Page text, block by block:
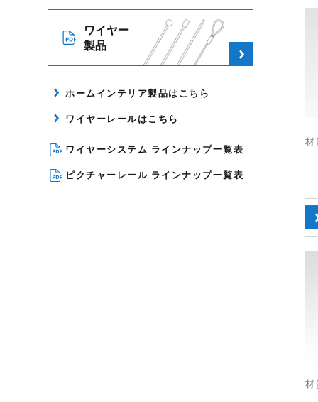
材
ワイヤー
製品
ホームインテリア製品はこちら
ワイヤーレールはこちら
ワイヤーシステム ラインナップ一覧表
ピクチャーレール ラインナップ一覧表